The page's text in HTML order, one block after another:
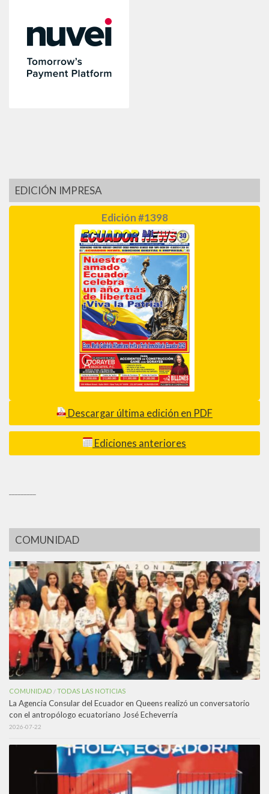
EDICIÓN IMPRESA
Edición #1398
Descargar última edición en PDF
Ediciones anteriores
COMUNIDAD
COMUNIDAD /TODAS LAS NOTICIAS
La Agencia Consular del Ecuador en Queens realizó un conversatorio
con el antropólogo ecuatoriano José Echeverría
2026-07-22